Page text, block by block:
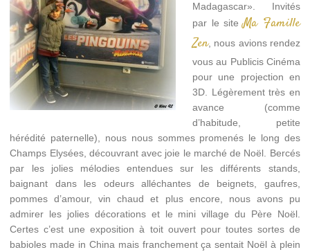
Madagascar». Invités
par le siteMa Famille
Zen, nous avions rendez
vous au Publicis Cinéma
pour une projection en
3D. Légèrement très en
avance (comme
d’habitude, petite
hérédité paternelle), nous nous sommes promenés le long des
Champs Elysées, découvrant avec joie le marché de Noël. Bercés
par les jolies mélodies entendues sur les différents stands,
baignant dans les odeurs alléchantes de beignets, gaufres,
pommes d’amour, vin chaud et plus encore, nous avons pu
admirer les jolies décorations et le mini village du Père Noël.
Certes c’est une exposition à toit ouvert pour toutes sortes de
babioles made in China mais franchement ça sentait Noël à plein